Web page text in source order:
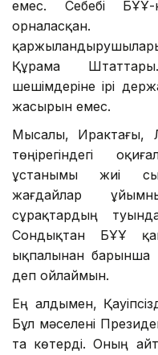
емес. Себебі
орналасқан.
Құрама
шешімдеріне ірі
жасырын емес.
Мысалы, Ирактағы,
төңірегіндегі
ұстанымы жиі
жағдайлар
сұрақтардың
Сондықтан БҰҰ
ықпалынан барынша
деп ойлаймын.
Ең алдымен,
Бұл мәселені
та көтерді. Оның